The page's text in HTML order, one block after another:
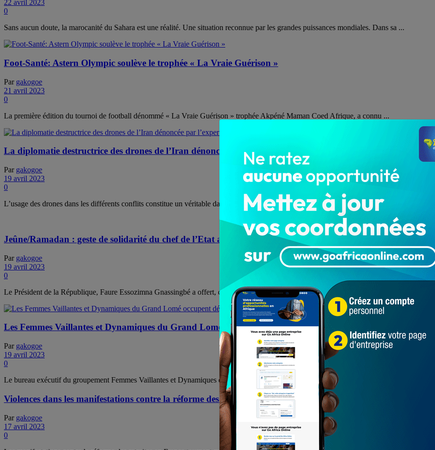
22 avril 2023
0
Sans aucun doute, la marocanité du Sahara est une réalité. Une situation reconnue par les grandes puissances mondiales. Dans sa ...
Foot-Santé: Astern Olympic soulève le trophée « La Vraie Guérison »
Par gakogoe
21 avril 2023
0
La première édition du tournoi de football dénommé « La Vraie Guérison » trophée Akpéné Maman Coed Afrique, a connu ...
La diplomatie destructrice des drones de l’Iran dénoncée par l’expert Alex Grinberg
Par gakogoe
19 avril 2023
0
L’usage des drones dans les différents conflits constitue un véritable danger pour le monde. L’expert Alex Grinberg de l'Iran à ...
Jeûne/Ramadan : geste de solidarité du chef de l’Etat aux musulmans du Togo
Par gakogoe
19 avril 2023
0
Le Président de la République, Faure Essozimna Gnassingbé a offert, ce 17 avril 2023, des vivres à la communauté musulmane ...
Les Femmes Vaillantes et Dynamiques du Grand Lomé occupent déjà le terrain
Par gakogoe
19 avril 2023
0
Le bureau exécutif du groupement Femmes Vaillantes et Dynamiques du Grand Lomé (FVD-GL) a tenu ce mardi 18 avril 2023 ...
Violences dans les manifestations contre la réforme des retraites en France
Par gakogoe
17 avril 2023
0